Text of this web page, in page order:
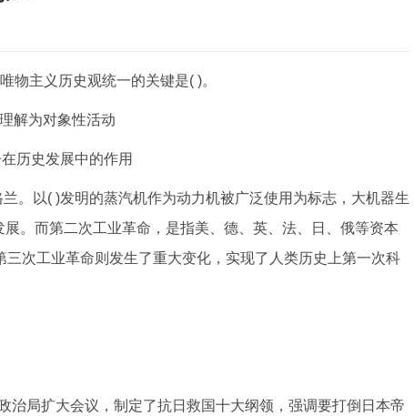
主义历史观统一的关键是( )。
解为对象性活动
历史发展中的作用
以( )发明的蒸汽机作为动力机被广泛使用为标志，大机器生
。而第二次工业革命，是指美、德、英、法、日、俄等资本
次工业革命则发生了重大变化，实现了人类历史上第一次科
局扩大会议，制定了抗日救国十大纲领，强调要打倒日本帝